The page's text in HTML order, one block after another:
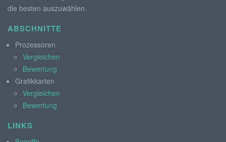
die besten auszuwählen.
ABSCHNITTE
Prozessoren
Vergleichen
Bewertung
Grafikkarten
Vergleichen
Bewertung
LINKS